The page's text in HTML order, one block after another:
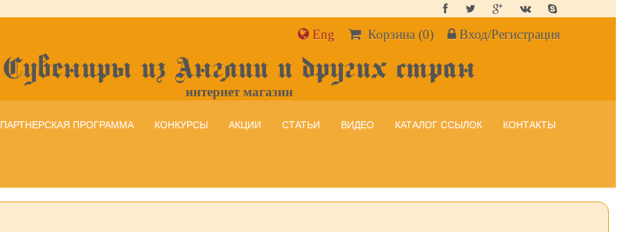
Eng Корзина (0) Вход/Регистрация
Сувениры из Англии и других стран
интернет магазин
ПАРТНЕРСКАЯ ПРОГРАММА КОНКУРСЫ АКЦИИ СТАТЬИ ВИДЕО КАТАЛОГ ССЫЛОК КОНТАКТЫ